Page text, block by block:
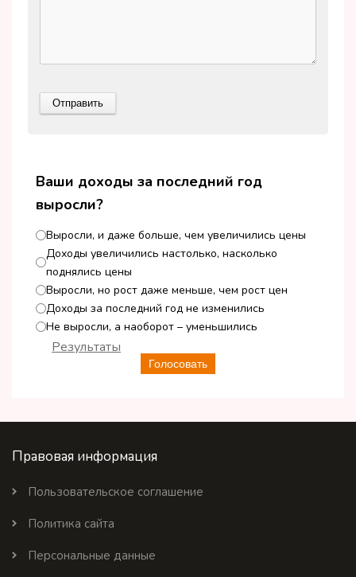
Ваши доходы за последний год
выросли?
Выросли, и даже больше, чем увеличились цены
Доходы увеличились настолько, насколько
поднялись цены
Выросли, но рост даже меньше, чем рост цен
Доходы за последний год не изменились
Не выросли, а наоборот – уменьшились
Голосовать
Результаты
Правовая информация
Пользовательское соглашение
Политика сайта
Персональные данные